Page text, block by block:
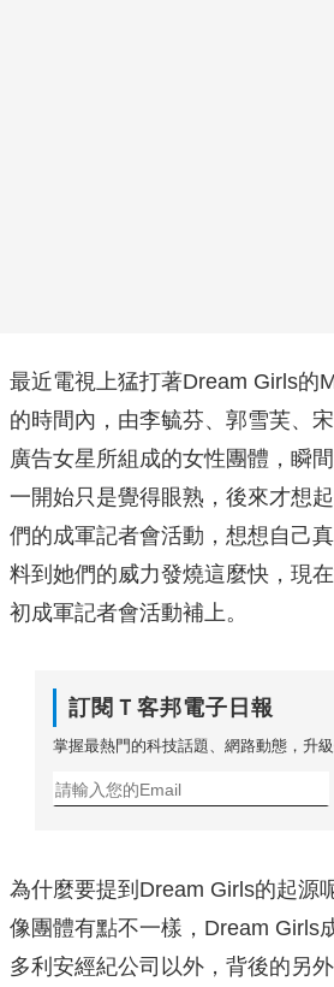
最近電視上猛打著Dream Girls的
的時間內，由李毓芬、郭雪芙、
廣告女星所組成的女性團體，瞬
一開始只是覺得眼熟，後來才想
們的成軍記者會活動，想想自己
料到她們的威力發燒這麼快，現
初成軍記者會活動補上。
訂閱Ｔ客邦電子日報
掌握最熱門的科技話題、網路動態，升
為什麼要提到Dream Girls的起源
像團體有點不一樣，Dream Girls
多利安經紀公司以外，背後的另